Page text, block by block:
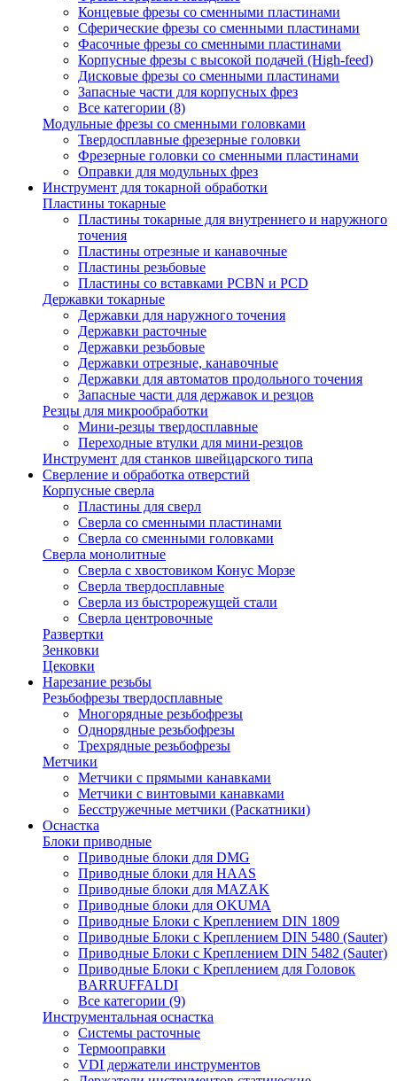
Концевые фрезы со сменными пластинами
Сферические фрезы со сменными пластинами
Фасочные фрезы со сменными пластинами
Корпусные фрезы с высокой подачей (High-feed)
Дисковые фрезы со сменными пластинами
Запасные части для корпусных фрез
Все категории (8)
Модульные фрезы со сменными головками
Твердосплавные фрезерные головки
Фрезерные головки со сменными пластинами
Оправки для модульных фрез
Инструмент для токарной обработки
Пластины токарные
Пластины токарные для внутреннего и наружного
точения
Пластины отрезные и канавочные
Пластины резьбовые
Пластины со вставками PCBN и PCD
Державки токарные
Державки для наружного точения
Державки расточные
Державки резьбовые
Державки отрезные, канавочные
Державки для автоматов продольного точения
Запасные части для державок и резцов
Резцы для микрообработки
Мини-резцы твердосплавные
Переходные втулки для мини-резцов
Инструмент для станков швейцарского типа
Сверление и обработка отверстий
Корпусные сверла
Пластины для сверл
Сверла со сменными пластинами
Сверла со сменными головками
Сверла монолитные
Сверла с хвостовиком Конус Морзе
Сверла твердосплавные
Сверла из быстрорежущей стали
Сверла центровочные
Развертки
Зенковки
Цековки
Нарезание резьбы
Резьбофрезы твердосплавные
Многорядные резьбофрезы
Однорядные резьбофрезы
Трехрядные резьбофрезы
Метчики
Метчики с прямыми канавками
Метчики с винтовыми канавками
Бесстружечные метчики (Раскатники)
Оснастка
Блоки приводные
Приводные блоки для DMG
Приводные блоки для HAAS
Приводные блоки для MAZAK
Приводные блоки для OKUMA
Приводные Блоки с Креплением DIN 1809
Приводные Блоки с Креплением DIN 5480 (Sauter)
Приводные Блоки с Креплением DIN 5482 (Sauter)
Приводные Блоки с Креплением для Головок
BARRUFFALDI
Все категории (9)
Инструментальная оснастка
Системы расточные
Термооправки
VDI держатели инструментов